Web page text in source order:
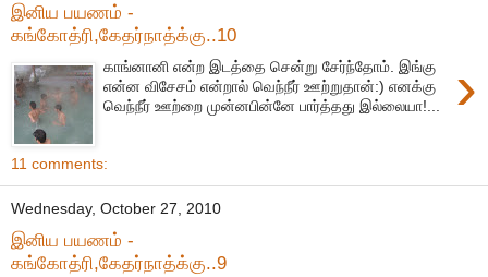
இனிய பயணம் -
கங்கோத்ரி,கேதர்நாத்க்கு..10
›
காங்னானி என்ற இடத்தை சென்று சேர்ந்தோம். இங்கு
என்ன விசேசம் என்றால் வெந்நீர் ஊற்றுதான்:) எனக்கு
வெந்நீர் ஊற்றை முன்னபின்னே பார்த்தது இல்லையா!...
11 comments:
Wednesday, October 27, 2010
இனிய பயணம் -
கங்கோத்ரி,கேதர்நாத்க்கு..9